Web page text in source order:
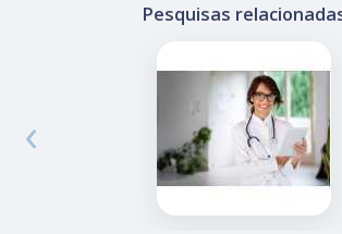
Pesquisas
‹